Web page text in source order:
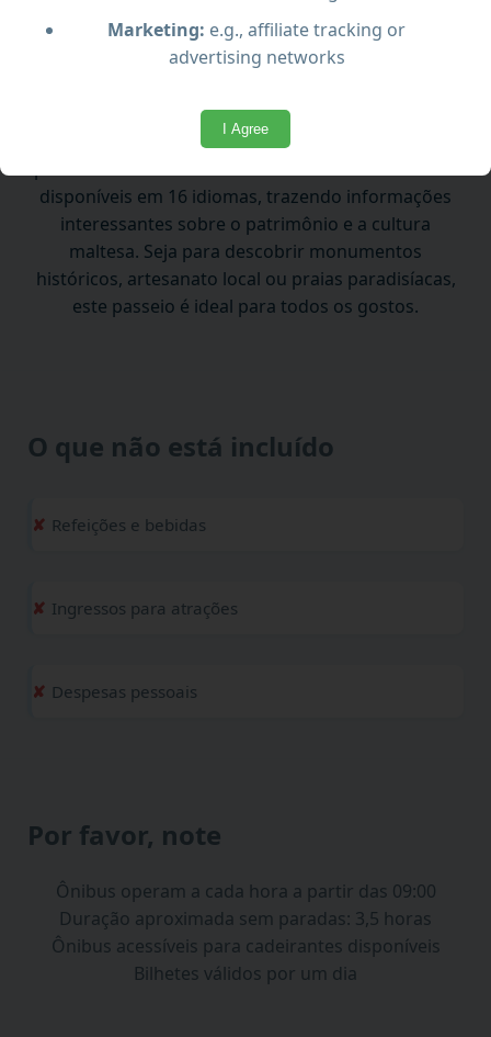
Marketing: e.g., affiliate tracking or
advertising networks
I Agree
e a Aldeia de Artesanato de Ta' Qali. Você pode
descer em qualquer parada para explorar e
Nossos ônibus de dois andares oferecem vistas
disponíveis em 16 idiomas, trazendo informações
interessantes sobre o patrimônio e a cultura
maltesa. Seja para descobrir monumentos
históricos, artesanato local ou praias paradisíacas,
este passeio é ideal para todos os gostos.
O que não está incluído
Refeições e bebidas
Ingressos para atrações
Despesas pessoais
Por favor, note
Ônibus operam a cada hora a partir das 09:00
Duração aproximada sem paradas: 3,5 horas
Ônibus acessíveis para cadeirantes disponíveis
Bilhetes válidos por um dia